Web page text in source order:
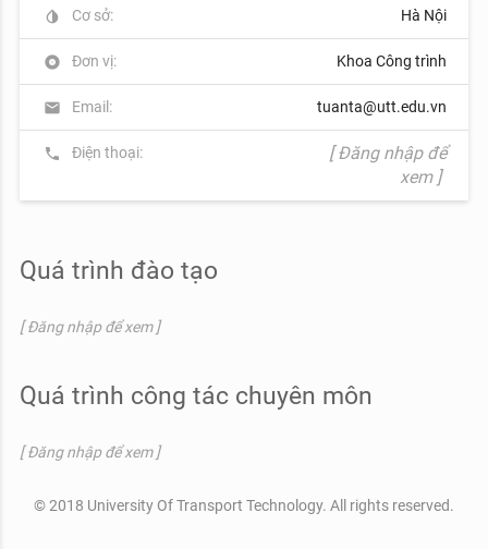
invert_colors Cơ sở: Hà Nội
album Đơn vị: Khoa Công trình
mail Email: tuanta@utt.edu.vn
phone Điện thoại:
[ Đăng nhập để
xem ]
Quá trình đào tạo
[ Đăng nhập để xem ]
Quá trình công tác chuyên môn
[ Đăng nhập để xem ]
© 2018 University Of Transport Technology. All rights reserved.